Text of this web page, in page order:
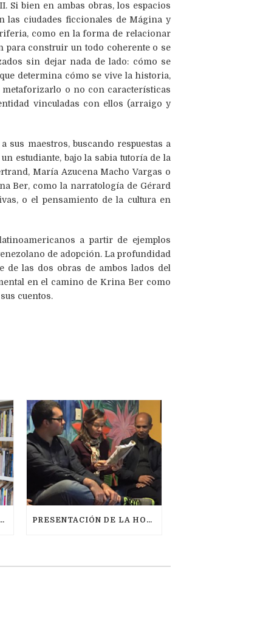
Si bien en ambas obras, los espacios
las ciudades ficcionales de Mágina y
como en la forma de relacionar
para construir un todo coherente o se
sin dejar nada de lado: cómo se
determina cómo se vive la historia,
metaforizarlo o no con características
vinculadas con ellos (arraigo y
maestros, buscando respuestas a
estudiante, bajo la sabia tutoría de la
María Azucena Macho Vargas o
Ber, como la narratología de Gérard
o el pensamiento de la cultura en
a partir de ejemplos
de adopción. La profundidad
de las dos obras de ambos lados del
en el camino de Krina Ber como
cuentos.
KRINA BER, UNA EXTRANJERA EN ESTADO PURO PRESENTACIÓN DE LA HORA PERDIDA EN NEW YORK: POR KEILA VALL DE LA VILLE EL 16/12/2015